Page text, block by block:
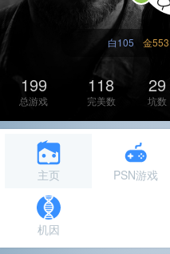
白105 金553
199
总游戏
118
完美数
29
坑数
主页 PSN游戏
机因